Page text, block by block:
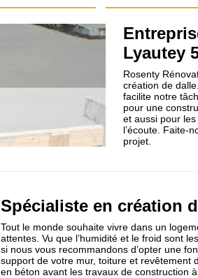
Lyautey
Rosenty
création de
facilite notre
pour une
et aussi pour
l’écoute. Faite-
projet.
Spécialiste en création
Tout le monde souhaite vivre dans un
attentes. Vu que l’humidité et le froid sont
si nous vous recommandons d’opter une
support de votre mur, toiture et revêtement
en béton avant les travaux de construction à